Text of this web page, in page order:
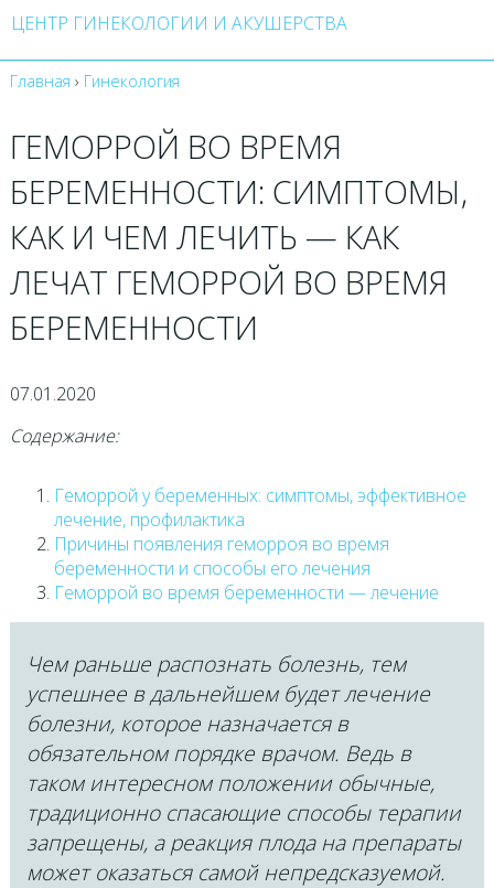
ЦЕНТР ГИНЕКОЛОГИИ И АКУШЕРСТВА
Главная › Гинекология
ГЕМОРРОЙ ВО ВРЕМЯ
БЕРЕМЕННОСТИ: СИМПТОМЫ,
КАК И ЧЕМ ЛЕЧИТЬ — КАК
ЛЕЧАТ ГЕМОРРОЙ ВО ВРЕМЯ
БЕРЕМЕННОСТИ
07.01.2020
Содержание:
Геморрой у беременных: симптомы, эффективное
лечение, профилактика
Причины появления геморроя во время
беременности и способы его лечения
Геморрой во время беременности — лечение
Чем раньше распознать болезнь, тем
успешнее в дальнейшем будет лечение
болезни, которое назначается в
обязательном порядке врачом. Ведь в
таком интересном положении обычные,
традиционно спасающие способы терапии
запрещены, а реакция плода на препараты
может оказаться самой непредсказуемой.